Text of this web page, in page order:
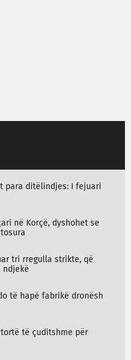
para ditëlindjes: I fejuari
në Korçë, dyshohet se
tri rregulla strikte, që
ndjekë
të hapë fabrikë dronësh
të çuditshme për